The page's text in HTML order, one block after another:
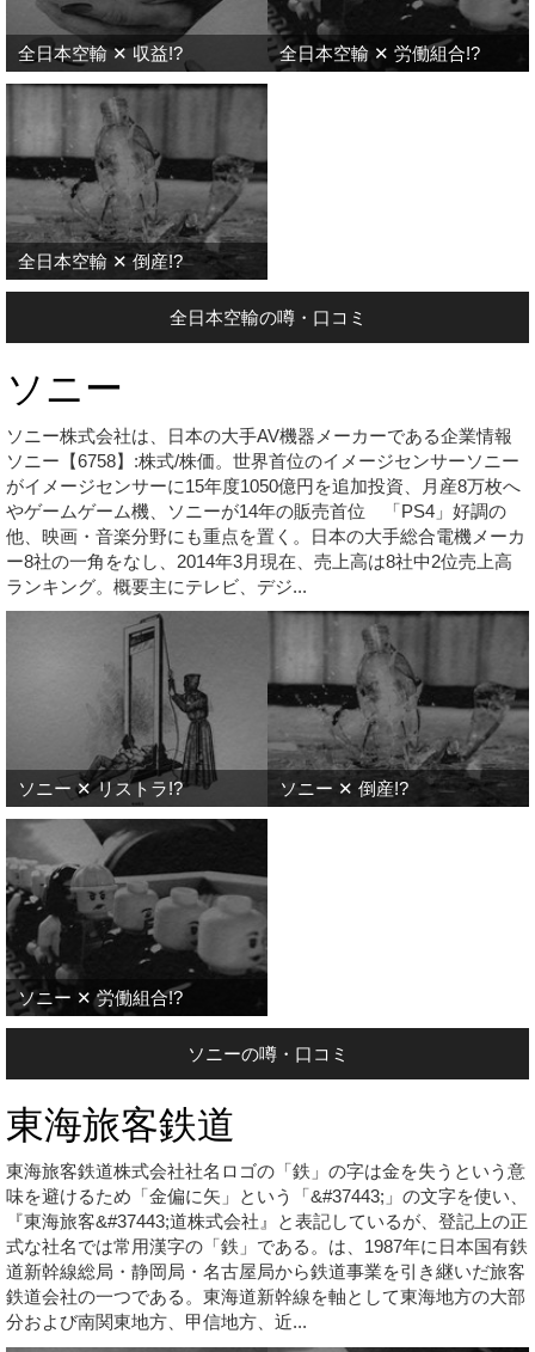
全日本空輸 ✕ 収益!? 全日本空輸 ✕ 労働組合!?
全日本空輸 ✕ 倒産!?
全日本空輸の噂・口コミ
ソニー
ソニー株式会社は、日本の大手AV機器メーカーである企業情報
ソニー【6758】:株式/株価。世界首位のイメージセンサーソニー
がイメージセンサーに15年度1050億円を追加投資、月産8万枚へ
やゲームゲーム機、ソニーが14年の販売首位 「PS4」好調の
他、映画・音楽分野にも重点を置く。日本の大手総合電機メーカ
ー8社の一角をなし、2014年3月現在、売上高は8社中2位売上高
ランキング。概要主にテレビ、デジ...
ソニー ✕ リストラ!? ソニー ✕ 倒産!?
ソニー ✕ 労働組合!?
ソニーの噂・口コミ
東海旅客鉄道
東海旅客鉄道株式会社社名ロゴの「鉄」の字は金を失うという意
味を避けるため「金偏に矢」という「&#37443;」の文字を使い、
『東海旅客&#37443;道株式会社』と表記しているが、登記上の正
式な社名では常用漢字の「鉄」である。は、1987年に日本国有鉄
道新幹線総局・静岡局・名古屋局から鉄道事業を引き継いだ旅客
鉄道会社の一つである。東海道新幹線を軸として東海地方の大部
分および南関東地方、甲信地方、近...